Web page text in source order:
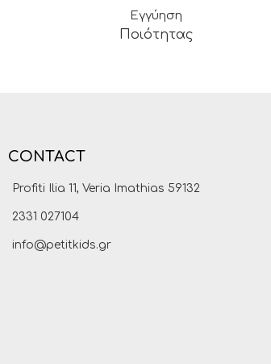
Εγγύηση
Ποιότητας
CONTACT
Profiti Ilia 11, Veria Imathias 59132
2331 027104
info@petitkids.gr